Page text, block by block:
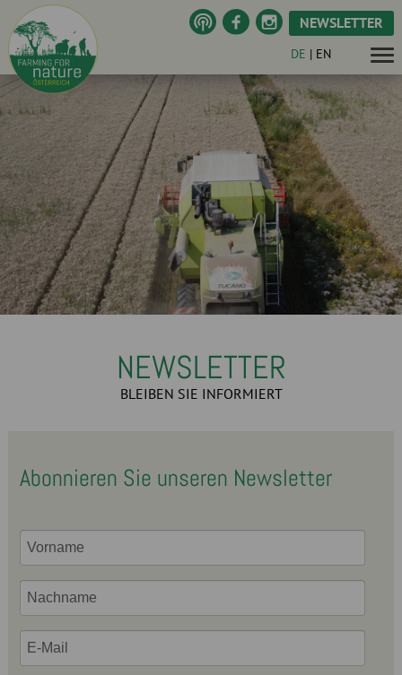
NEWSLETTER
DE | EN
NEWSLETTER
BLEIBEN SIE INFORMIERT
Abonnieren Sie unseren Newsletter